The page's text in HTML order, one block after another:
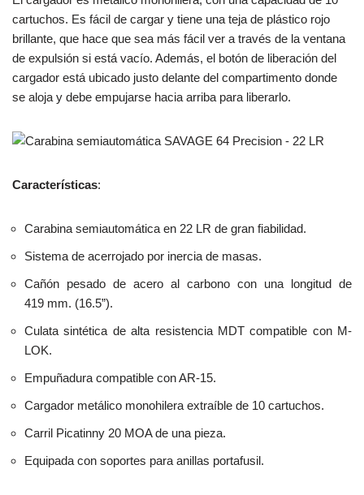
cartuchos. Es fácil de cargar y tiene una teja de plástico rojo
brillante, que hace que sea más fácil ver a través de la ventana
de expulsión si está vacío. Además, el botón de liberación del
cargador está ubicado justo delante del compartimento donde
se aloja y debe empujarse hacia arriba para liberarlo.
Características:
Carabina semiautomática en 22 LR de gran fiabilidad.
Sistema de acerrojado por inercia de masas.
Cañón pesado de acero al carbono con una longitud de
419 mm. (16.5”).
Culata sintética de alta resistencia MDT compatible con M-
LOK.
Empuñadura compatible con AR-15.
Cargador metálico monohilera extraíble de 10 cartuchos.
Carril Picatinny 20 MOA de una pieza.
Equipada con soportes para anillas portafusil.